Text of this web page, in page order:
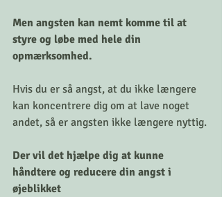
Men angsten kan nemt komme til at
styre og løbe med hele din
opmærksomhed.
Hvis du er så angst, at du ikke længere
kan koncentrere dig om at lave noget
andet, så er angsten ikke længere nyttig.
Der vil det hjælpe dig at kunne
håndtere og reducere din angst i
øjeblikket